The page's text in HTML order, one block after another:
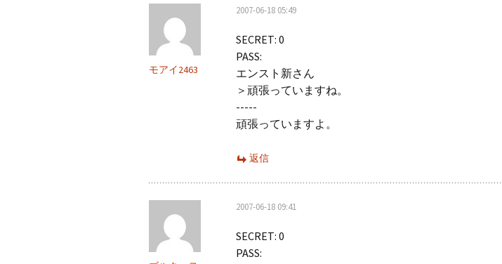
モアイ2463
2007-06-18 05:49
SECRET: 0
PASS:
エンスト新さん
＞頑張っていますね。
-----
頑張っていますよ。
返信
2007-06-18 09:41
SECRET: 0
PASS: